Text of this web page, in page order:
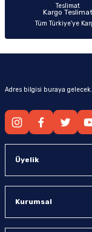
Kargo Teslimat
Tüm Türkiye’ye
Adres bilgisi buraya gelecek.
Üyelik
Kurumsal